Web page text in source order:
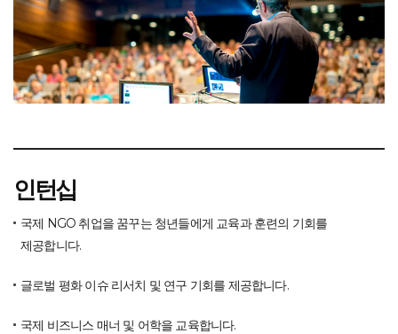
인턴십
국제 NGO 취업을 꿈꾸는 청년들에게 교육과 훈련의 기회를
제공합니다.
글로벌 평화 이슈 리서치 및 연구 기회를 제공합니다.
국제 비즈니스 매너 및 어학을 교육합니다.